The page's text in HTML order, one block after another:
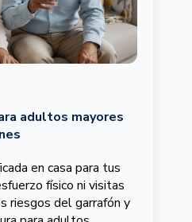
adultos mayores
en casa para tus
físico ni visitas
riesgos del garrafón y